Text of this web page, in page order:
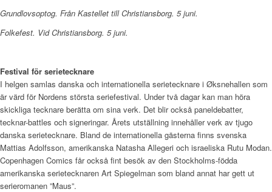
Grundlovsoptog. Från Kastellet till Christiansborg. 5 juni.
Folkefest. Vid Christiansborg. 5 juni.
Festival för serietecknare
I helgen samlas danska och internationella serietecknare i Øksnehallen som
är värd för Nordens största seriefestival. Under två dagar kan man höra
skickliga tecknare berätta om sina verk. Det blir också paneldebatter,
tecknar-battles och signeringar. Årets utställning innehåller verk av tjugo
danska serietecknare. Bland de internationella gästerna finns svenska
Mattias Adolfsson, amerikanska Natasha Allegeri och israeliska Rutu Modan.
Copenhagen Comics får också fint besök av den Stockholms-födda
amerikanska serietecknaren Art Spiegelman som bland annat har gett ut
serieromanen ”Maus”.